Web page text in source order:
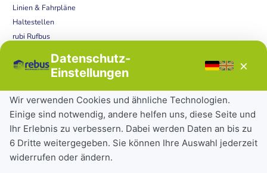
Linien & Fahrpläne
Haltestellen
rubi Rufbus
Störungen
Tickets & Tarife
Deutschlandticket
Schülerkarte
Einzeltickets
Abonnements
Datenschutz-
Einstellungen
×
Wir verwenden Cookies und ähnliche Technologien.
Einige sind notwendig, andere helfen uns, diese Seite und
Ihr Erlebnis zu verbessern. Dabei werden Daten an bis zu
6 Dritte weitergegeben. Sie können Ihre Auswahl jederzeit
widerrufen oder ändern.